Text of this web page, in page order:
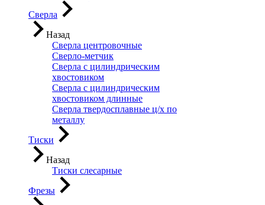
Сверла
Назад
Сверла центровочные
Сверло-метчик
Сверла с цилиндрическим
хвостовиком
Сверла с цилиндрическим
хвостовиком длинные
Сверла твердосплавные ц/х по
металлу
Тиски
Назад
Тиски слесарные
Фрезы